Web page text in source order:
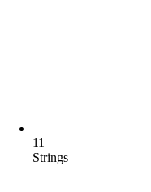
11
Strings